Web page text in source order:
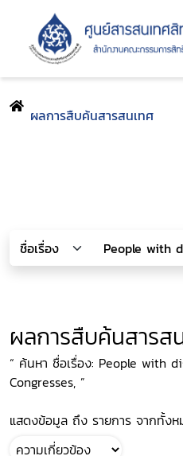
ผลการสืบค้นสารสนเทศ
ผลการสืบค้นสารส
“ ค้นหา ชื่อเรื่อง: People with
Congresses, ”
แสดงข้อมูล ถึง รายการ จากทั้ง